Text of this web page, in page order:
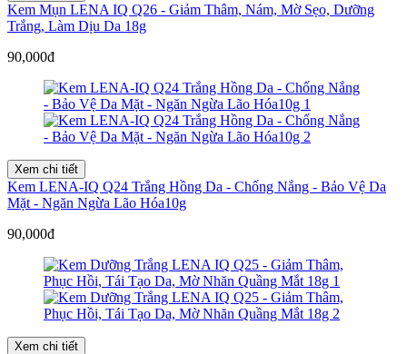
Kem Mụn LENA IQ Q26 - Giảm Thâm, Nám, Mờ Sẹo, Dưỡng
Trắng, Làm Dịu Da 18g
90,000đ
Xem chi tiết
Kem LENA-IQ Q24 Trắng Hồng Da - Chống Nắng - Bảo Vệ Da
Mặt - Ngăn Ngừa Lão Hóa10g
90,000đ
Xem chi tiết